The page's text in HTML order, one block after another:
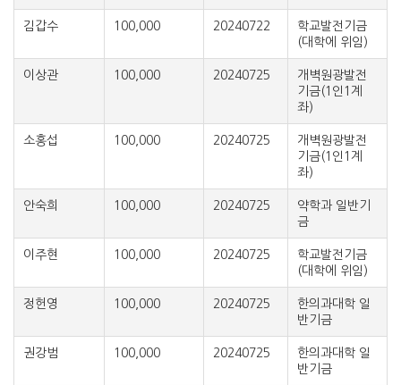
김갑수 100,000 20240722
학교발전기금
(대학에 위임)
이상관 100,000 20240725
개벽원광발전
기금(1인1계
좌)
소홍섭 100,000 20240725
개벽원광발전
기금(1인1계
좌)
안숙희 100,000 20240725
약학과 일반기
금
이주현 100,000 20240725
학교발전기금
(대학에 위임)
정헌영 100,000 20240725
한의과대학 일
반기금
권강범 100,000 20240725
한의과대학 일
반기금